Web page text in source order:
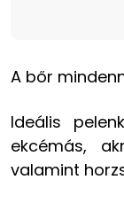
A bőr
Ideális
ekcémás,
valamint